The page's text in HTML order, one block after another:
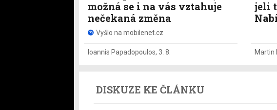
možná se i na vás vztahuje
nečekaná změna
Vyšlo na mobilenet.cz
Ioannis Papadopoulos, 3. 8.
jeli
Martin
DISKUZE KE ČLÁNKU